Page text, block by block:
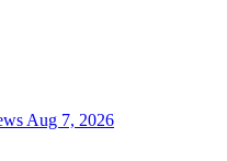
Aug 7, 2026